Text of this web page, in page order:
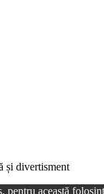
și divertisment
pentru această